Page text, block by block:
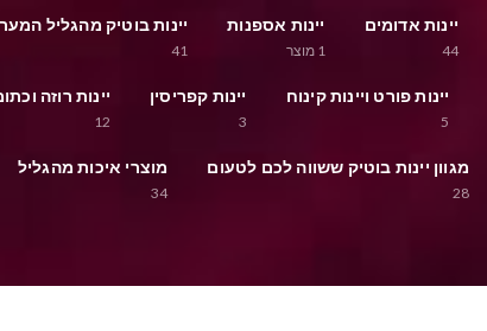
יינות אדומים
44
יינות אספנות
1 מוצר
יינות בוטיק מהגליל
41
יינות פורט ויינות קינוח
5
יינות קפריסין
3
יינות רוזה
12
מגוון יינות בוטיק ששווה לכם לטעום
28
מוצרי איכות מהגליל
34